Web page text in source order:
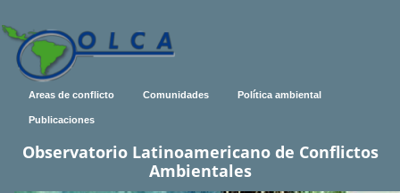
Areas de conflicto Comunidades Política ambiental
Publicaciones
Observatorio Latinoamericano de Conflictos
Ambientales